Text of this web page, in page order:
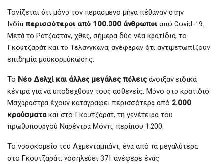
Τονίζεται ότι μόνο τον περασμένο μήνα πέθαναν στην
Ινδία περισσότεροι από 100.000 άνθρωποι από Covid-19.
Μετά το Ρατζαστάν, χθες, σήμερα δύο νέα κρατίδια, το
Γκουτζαράτ και το Τελανγκάνα, ανέφεραν ότι αντιμετωπίζουν
επιδημία μουκορμύκωσης.
Το Νέο Δελχί και άλλες μεγάλες πόλεις άνοιξαν ειδικά
κέντρα για να υποδεχθούν τους ασθενείς. Μόνο στο κρατίδιο
Μαχαράστρα έχουν καταγραφεί περισσότερα από 2.000
κρούσματακαι στο Γκουτζαράτ, τη γενέτειρα του
πρωθυπουργού Ναρέντρα Μόντι, περίπου 1.200.
Το νοσοκομείο του Αχμενταμπάντ, ένα από τα μεγαλύτερα
στο Γκουτζαράτ, νοσηλεύει 371 ανέφερε ένας